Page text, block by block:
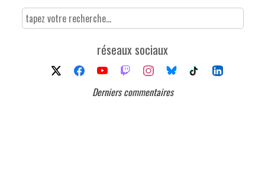
réseaux sociaux
Derniers commentaires